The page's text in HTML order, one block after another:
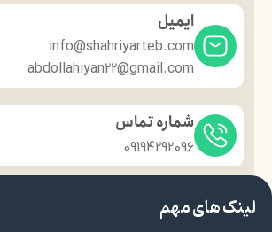
ایمیل
info@shahriyarteb.com
abdollahiyan22@gmail.com
شماره تماس
09194292096
لینک های مهم